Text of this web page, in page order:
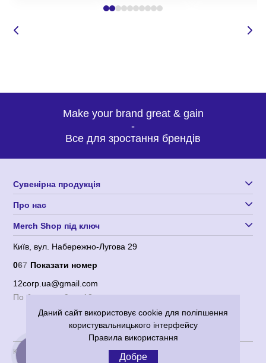
Make your brand great & gain
-
Все для зростання брендів
Сувенірна продукція
Про нас
Merch Shop під ключ
Київ, вул. Набережно-Лугова 29
067 Показати номер
12corp.ua@gmail.com
По будням с 9 до 18
Користувача угода
Політика конфіденційності
Даний сайт використовує cookie для поліпшення
користувальницького інтерфейсу
Правила використання
Добре